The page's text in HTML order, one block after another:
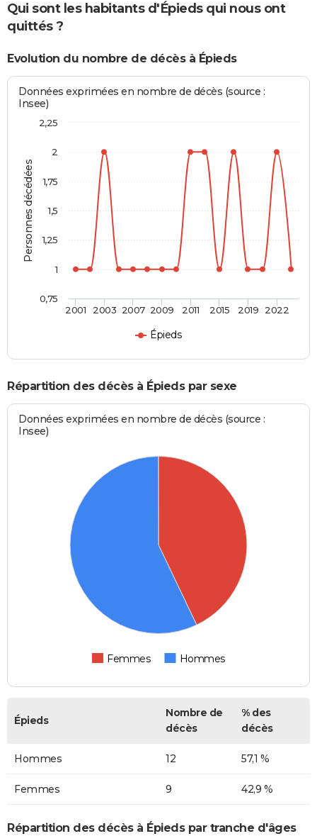
Qui sont les habitants d'Épieds qui nous ont
quittés ?
Evolution du nombre de décès à Épieds
Personnes décédées
Données exprimées en nombre de décès (source :
Insee)
Épieds
2001 2003 2007 2009 2011 2015 2019 2022
0,75
1
1,25
1,5
1,75
2
2,25
Répartition des décès à Épieds par sexe
Données exprimées en nombre de décès (source :
Insee)
Femmes Hommes
Épieds
Nombre de
décès
% des
décès
Hommes 12 57,1 %
Femmes 9 42,9 %
Répartition des décès à Épieds par tranche d'âges